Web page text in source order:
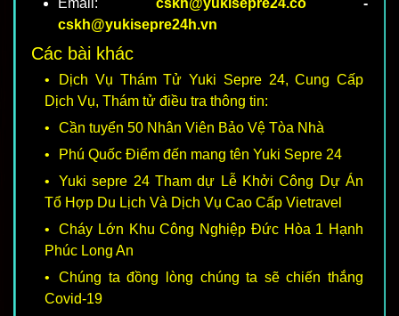
Email:
cskh@yukisepre24.co-
cskh@yukisepre24h.vn
Các bài khác
Dịch Vụ Thám Tử Yuki Sepre 24, Cung Cấp
Dịch Vụ, Thám tử điều tra thông tin:
Cần tuyển 50 Nhân Viên Bảo Vệ Tòa Nhà
Phú Quốc Điểm đến mang tên Yuki Sepre 24
Yuki sepre 24 Tham dự Lễ Khởi Công Dự Án
Tổ Hợp Du Lịch Và Dịch Vụ Cao Cấp Vietravel
Cháy Lớn Khu Công Nghiệp Đức Hòa 1 Hạnh
Phúc Long An
Chúng ta đồng lòng chúng ta sẽ chiến thắng
Covid-19